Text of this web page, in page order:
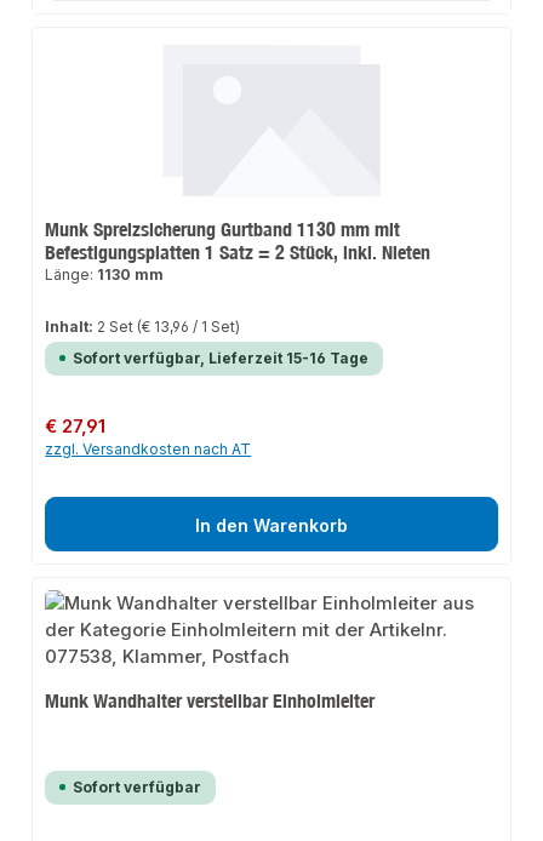
Munk Spreizsicherung Gurtband 1130 mm mit
Befestigungsplatten 1 Satz = 2 Stück, inkl. Nieten
Länge: 1130 mm
Inhalt: 2 Set (€ 13,96 / 1 Set)
Sofort verfügbar, Lieferzeit 15-16 Tage
Regulärer Preis:
€ 27,91
zzgl. Versandkosten nach AT
In den Warenkorb
Munk Wandhalter verstellbar Einholmleiter
Sofort verfügbar